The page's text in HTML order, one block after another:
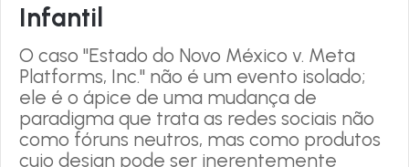
Infantil
O caso "Estado do Novo México v. Meta
Platforms, Inc." não é um evento isolado;
ele é o ápice de uma mudança de
paradigma que trata as redes sociais não
como fóruns neutros, mas como produtos
cujo design pode ser inerentemente